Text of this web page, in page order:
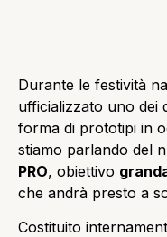
Durante le festività
ufficializzato uno dei
forma di prototipi in
stiamo parlando del
PRO, obiettivo
che andrà presto a
Costituito